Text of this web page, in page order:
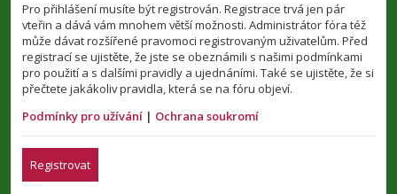
Pro přihlášení musíte být registrován. Registrace trvá jen pár
vteřin a dává vám mnohem větší možnosti. Administrátor fóra též
může dávat rozšířené pravomoci registrovaným uživatelům. Před
registrací se ujistěte, že jste se obeznámili s našimi podmínkami
pro použití a s dalšími pravidly a ujednáními. Také se ujistěte, že si
přečtete jakákoliv pravidla, která se na fóru objeví.
Podmínky pro užívání | Ochrana soukromí
Registrovat